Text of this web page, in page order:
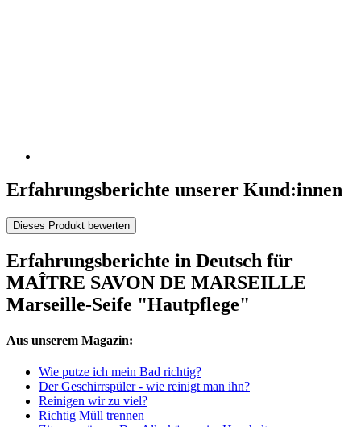
Erfahrungsberichte unserer Kund:innen
Dieses Produkt bewerten
Erfahrungsberichte in Deutsch für
MAÎTRE SAVON DE MARSEILLE
Marseille-Seife "Hautpflege"
Aus unserem Magazin:
Wie putze ich mein Bad richtig?
Der Geschirrspüler - wie reinigt man ihn?
Reinigen wir zu viel?
Richtig Müll trennen